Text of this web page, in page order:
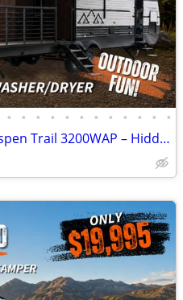
• • • • • • • • • • • •
Rear Porch Camper! New Aspen Trail 3200WAP – Hidden Murphy Bed & W/D